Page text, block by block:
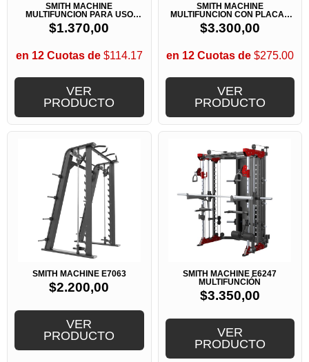
SMITH MACHINE
MULTIFUNCION PARA USO
DOMESTICO
$1.370,00
en 12 Cuotas de$114.17
VER
PRODUCTO
SMITH MACHINE
MULTIFUNCION CON PLACAS
BK3058
$3.300,00
en 12 Cuotas de$275.00
VER
PRODUCTO
SMITH MACHINE E7063
$2.200,00
VER
PRODUCTO
SMITH MACHINE E6247
MULTIFUNCIÓN
$3.350,00
VER
PRODUCTO